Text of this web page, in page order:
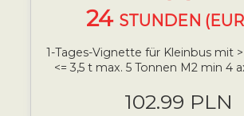
24 STUNDEN
1-Tages-Vignette für Kleinbus mit
<= 3,5 t max. 5 Tonnen M2 min 4
102.99 PLN